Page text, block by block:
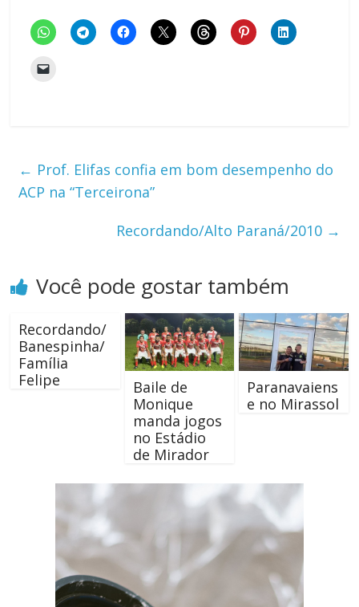
← Prof. Elifas confia em bom desempenho do
ACP na “Terceirona”
Recordando/Alto Paraná/2010 →
Você pode gostar também
Recordando/
Banespinha/
Família
Felipe
Baile de
Monique
manda jogos
no Estádio
de Mirador
Paranavaiens
e no Mirassol